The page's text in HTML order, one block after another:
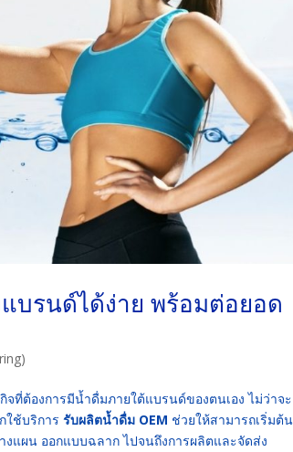
บรนด์ได้ง่าย พร้อมต่อยอด
จที่ต้องการมีน้ำดื่มภายใต้แบรนด์ของตนเอง ไม่ว่าจ
ใช้บริการ รับผลิตน้ำดื่ม OEM ช่วยให้สามารถเริ่มต้น
แผน ออกแบบฉลาก ไปจนถึงการผลิตและจัดส่ง